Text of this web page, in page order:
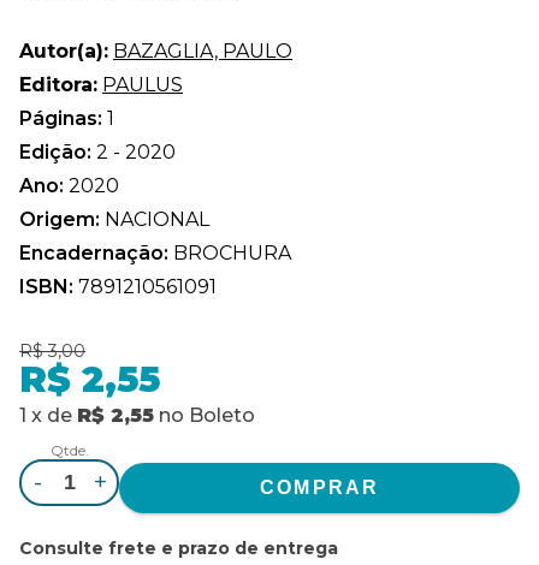
Autor(a): BAZAGLIA, PAULO
Editora: PAULUS
Páginas: 1
Edição: 2 - 2020
Ano: 2020
Origem: NACIONAL
Encadernação: BROCHURA
ISBN: 7891210561091
R$ 3,00
R$ 2,55
1 x de R$ 2,55 no Boleto
Qtde.
- +
Consulte frete e prazo de entrega